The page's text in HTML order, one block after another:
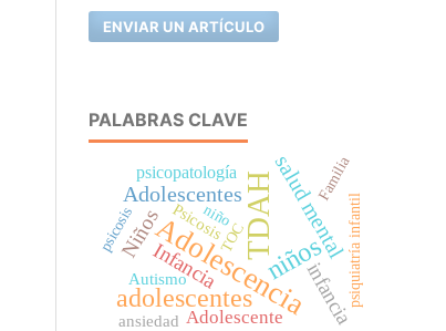
ENVIAR UN ARTÍCULO
PALABRAS CLAVE
TDAH
Adolescencia
niños
adolescentes
Adolescentes salud mental
Infancia
Niños
infancia
Adolescente
psicopatología
Autismo
Psicosis
ansiedad
TOC
Familia
psicosis psiquiatría infantil
niño